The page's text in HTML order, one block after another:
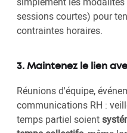
sessions courtes) pour
contraintes horaires.
3. Maintenez le lien
Réunions d'équipe,
communications RH :
temps partiel soient